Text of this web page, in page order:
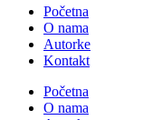
Početna
O nama
Autorke
Kontakt
Početna
O nama